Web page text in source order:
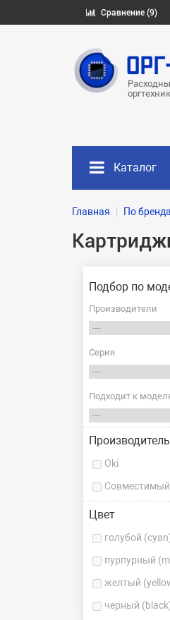
Сравнение (9)
Каталог
Главная По
Подбор по
Производители
Серия
Подходит к
Производитель
Oki
Совместимый
Цвет
голубой
пурпурный
желтый
черный